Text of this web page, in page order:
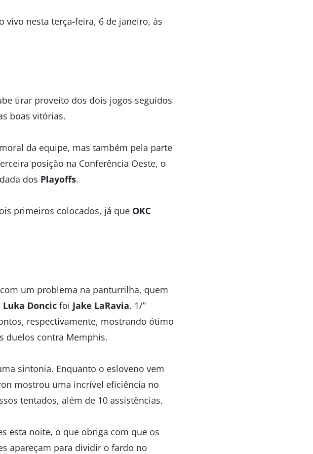
vivo nesta terça-feira, 6 de janeiro, às
tirar proveito dos dois jogos seguidos
boas vitórias.
da equipe, mas também pela parte
posição na Conferência Oeste, o
dos Playoffs.
primeiros colocados, já que OKC
um problema na panturrilha, quem
Luka Doncic foi Jake LaRavia. 1/”
respectivamente, mostrando ótimo
duelos contra Memphis.
sintonia. Enquanto o esloveno vem
mostrou uma incrível eficiência no
tentados, além de 10 assistências.
esta noite, o que obriga com que os
apareçam para dividir o fardo no